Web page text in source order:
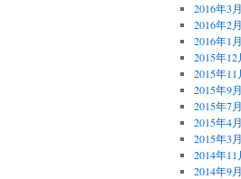
2016年3月
2016年2月
2016年1月
2015年12
2015年11
2015年9月
2015年7月
2015年4月
2015年3月
2014年11
2014年9月